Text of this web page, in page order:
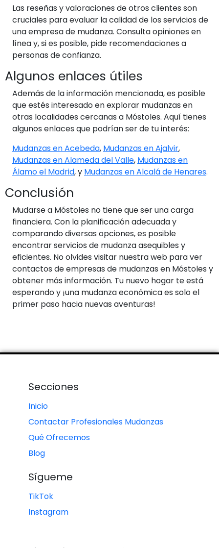
Las reseñas y valoraciones de otros clientes son
cruciales para evaluar la calidad de los servicios de
una empresa de mudanza. Consulta opiniones en
línea y, si es posible, pide recomendaciones a
personas de confianza.
Algunos enlaces útiles
Además de la información mencionada, es posible
que estés interesado en explorar mudanzas en
otras localidades cercanas a Móstoles. Aquí tienes
algunos enlaces que podrían ser de tu interés:
Mudanzas en Acebeda, Mudanzas en Ajalvir,
Mudanzas en Alameda del Valle, Mudanzas en
Álamo el Madrid, y Mudanzas en Alcalá de Henares.
Conclusión
Mudarse a Móstoles no tiene que ser una carga
financiera. Con la planificación adecuada y
comparando diversas opciones, es posible
encontrar servicios de mudanza asequibles y
eficientes. No olvides visitar nuestra web para ver
contactos de empresas de mudanzas en Móstoles y
obtener más información. Tu nuevo hogar te está
esperando y ¡una mudanza económica es solo el
primer paso hacia nuevas aventuras!
Secciones
Inicio
Contactar Profesionales Mudanzas
Qué Ofrecemos
Blog
Sígueme
TikTok
Instagram